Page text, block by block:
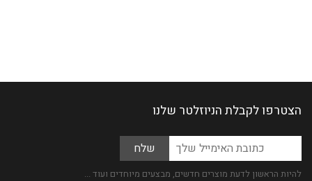
הצטרפו לקבלת הניוזלטר שלנו
Please
this
האימייל
שלך
להיות הראשון לדעת מוצרים חדשים, מבצעים מיוחדים ועוד ...